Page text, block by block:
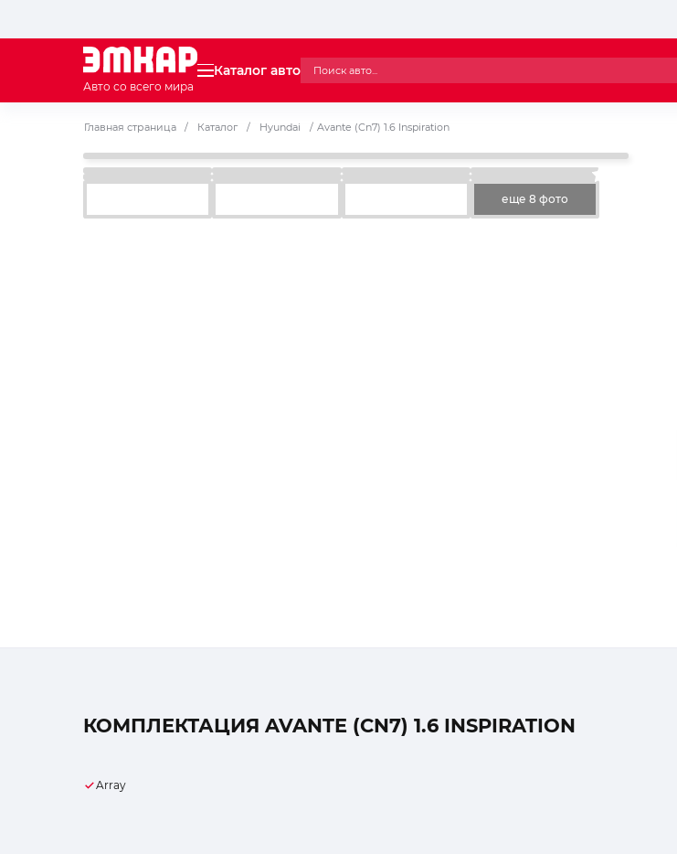
Авто со всего мира
Каталог авто
Главная страница / Каталог / Hyundai / Avante (Cn7) 1.6 Inspiration
еще 8 фото
КОМПЛЕКТАЦИЯ AVANTE (CN7) 1.6 INSPIRATION
Array